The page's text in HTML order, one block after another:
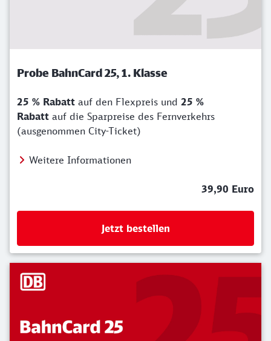
Probe BahnCard 25, 1. Klasse
25 % Rabatt auf den Flexpreis und 25 %
Rabatt auf die Sparpreise des Fernverkehrs
(ausgenommen City-Ticket)
Weitere Informationen
39,90 Euro
Jetzt bestellen